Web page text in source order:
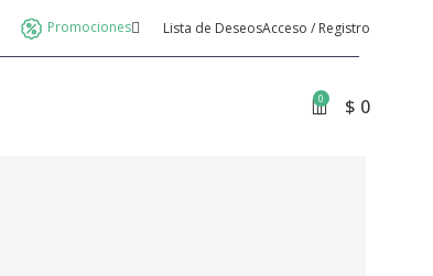
Promociones Lista de DeseosAcceso / Registro
0 $ 0